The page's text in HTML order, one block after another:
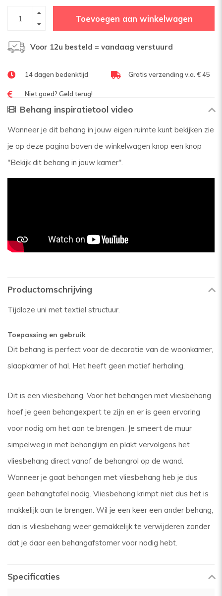
Toevoegen aan winkelwagen
Voor 12u besteld = vandaag verstuurd
14 dagen bedenktijd Gratis verzending v.a. € 45
Niet goed? Geld terug!
Behang inspiratietool video
Wanneer je dit behang in jouw eigen ruimte kunt bekijken zie
je op deze pagina boven de winkelwagen knop een knop
"Bekijk dit behang in jouw kamer".
Productomschrijving
Tijdloze uni met textiel structuur.
Toepassing en gebruik
Dit behang is perfect voor de decoratie van de woonkamer,
slaapkamer of hal. Het heeft geen motief herhaling.
Dit is een vliesbehang. Voor het behangen met vliesbehang
hoef je geen behangexpert te zijn en er is geen ervaring
voor nodig om het aan te brengen. Je smeert de muur
simpelweg in met behanglijm en plakt vervolgens het
vliesbehang direct vanaf de behangrol op de wand.
Wanneer je gaat behangen met vliesbehang heb je dus
geen behangtafel nodig. Vliesbehang krimpt niet dus het is
makkelijk aan te brengen. Wil je een keer een ander behang,
dan is vliesbehang weer gemakkelijk te verwijderen zonder
dat je daar een behangafstomer voor nodig hebt.
Specificaties